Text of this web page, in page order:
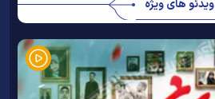
ویدئو های ویژه